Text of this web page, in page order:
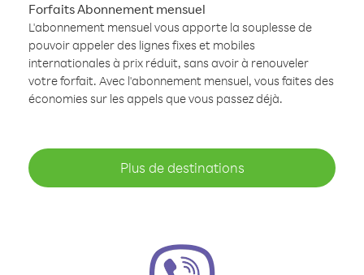
Forfaits Abonnement mensuel
L'abonnement mensuel vous apporte la souplesse de
pouvoir appeler des lignes fixes et mobiles
internationales à prix réduit, sans avoir à renouveler
votre forfait. Avec l'abonnement mensuel, vous faites des
économies sur les appels que vous passez déjà.
Plus de destinations